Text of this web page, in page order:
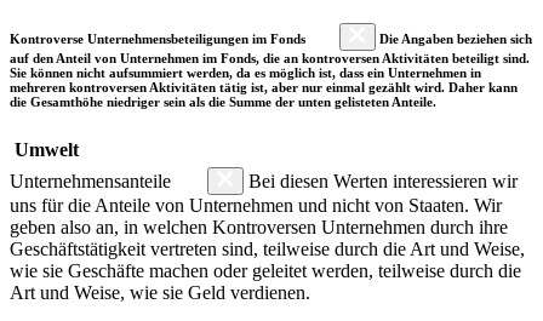
Kontroverse Unternehmensbeteiligungen im Fonds
Die Angaben beziehen sich
auf den Anteil von Unternehmen im Fonds, die an kontroversen Aktivitäten beteiligt sind.
Sie können nicht aufsummiert werden, da es möglich ist, dass ein Unternehmen in
mehreren kontroversen Aktivitäten tätig ist, aber nur einmal gezählt wird. Daher kann
die Gesamthöhe niedriger sein als die Summe der unten gelisteten Anteile.
Umwelt
Unternehmensanteile
Bei diesen Werten interessieren wir
uns für die Anteile von Unternehmen und nicht von Staaten. Wir
geben also an, in welchen Kontroversen Unternehmen durch ihre
Geschäftstätigkeit vertreten sind, teilweise durch die Art und Weise,
wie sie Geschäfte machen oder geleitet werden, teilweise durch die
Art und Weise, wie sie Geld verdienen.